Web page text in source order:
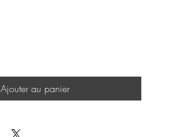
Ajouter au panier